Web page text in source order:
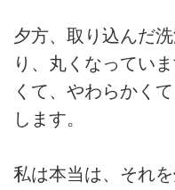
夕方、取り込んだ
り、丸くなってい
くて、やわらかく
します。
私は本当は、それ